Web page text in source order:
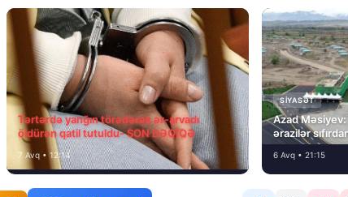
Tərtərdə yanğın törədərək ər-arvadı
öldürən qatil tutuldu- SON DƏQİQƏ
7 Avq • 12:14
SIYASƏT
Azad
ərazilər
6 Avq • 21:15